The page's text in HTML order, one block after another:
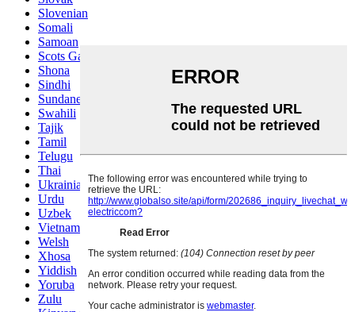
Slovenian
Somali
Samoan
Scots Gaelic
Shona
Sindhi
Sundanese
Swahili
Tajik
Tamil
Telugu
Thai
Ukrainian
Urdu
Uzbek
Vietnamese
Welsh
Xhosa
Yiddish
Yoruba
Zulu